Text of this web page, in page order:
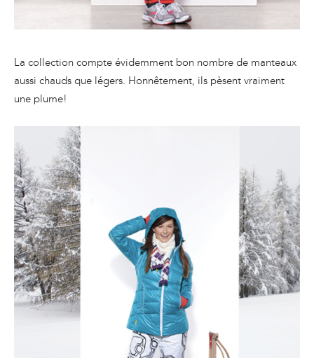
La collection compte évidemment bon nombre de manteaux
aussi chauds que légers. Honnêtement, ils pèsent vraiment
une plume!